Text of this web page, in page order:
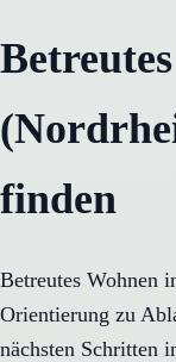
finden
Betreutes Wohnen
Orientierung zu
nächsten Schritten